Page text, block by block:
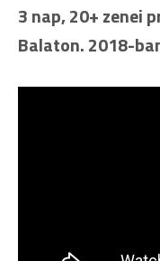
3 nap, 20+ zenei
Balaton. 2018-